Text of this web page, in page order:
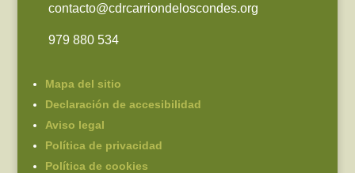
contacto@cdrcarriondeloscondes.org
979 880 534
Mapa del sitio
Declaración de accesibilidad
Aviso legal
Política de privacidad
Política de cookies